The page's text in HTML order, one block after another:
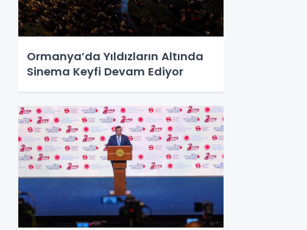
Ormanya’da Yıldızların Altında
Sinema Keyfi Devam Ediyor